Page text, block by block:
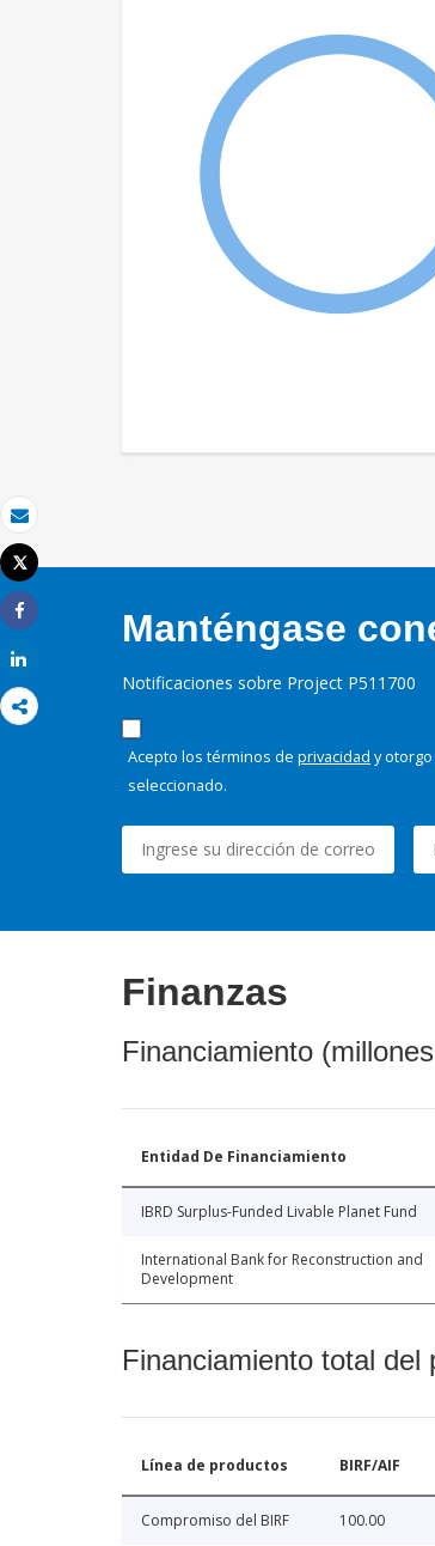
Correo electrónico
Imprimir
Tweet
Share
Manténgase
Notificaciones sobre Project P511700
Acepto los términos de privacidad y
seleccionado.
Finanzas
Financiamiento
Entidad De Financiamiento
IBRD Surplus-Funded Livable Planet Fund
International Bank for Reconstruction and
Development
Financiamiento total del
Línea de productos BIRF/AIF
Compromiso del BIRF 100.00